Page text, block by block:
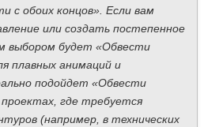
с обоих концов». Если вам
или создать постепенное
выбором будет «Обвести
плавных анимаций и
подойдет «Обвести
где требуется
(например, в технических